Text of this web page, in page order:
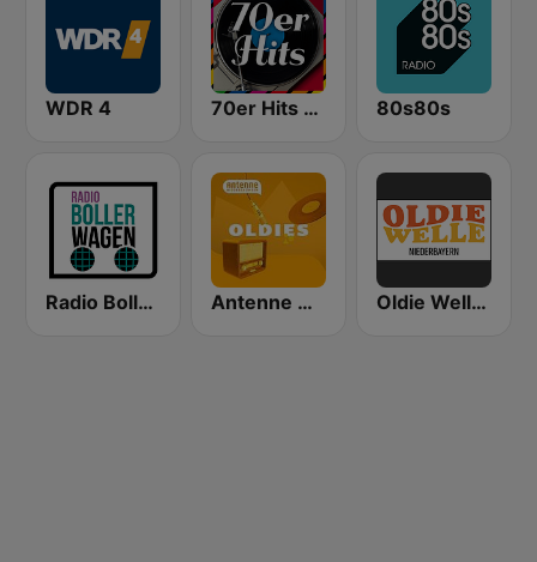
WDR 4 70er Hits - von 80er 90er OLDIE ANTENNE 80s80s
Radio Bollerwagen Antenne Niedersachsen Oldies Oldie Welle Niederbayern